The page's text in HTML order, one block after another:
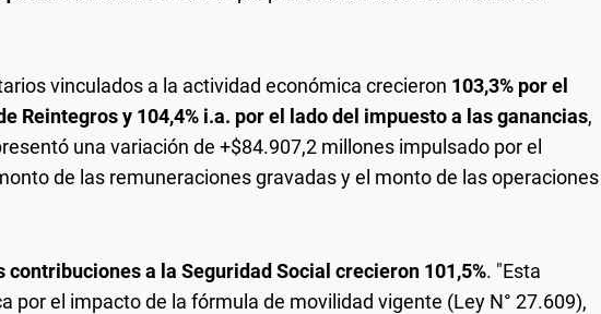
vinculados a la actividad económica crecieron 103,3% por el
Reintegros y 104,4% i.a. por el lado del impuesto a las ganancias,
una variación de +$84.907,2 millones impulsado por el
de las remuneraciones gravadas y el monto de las operaciones
contribuciones a la Seguridad Social crecieron 101,5%. "Esta
por el impacto de la fórmula de movilidad vigente (Ley N° 27.609),